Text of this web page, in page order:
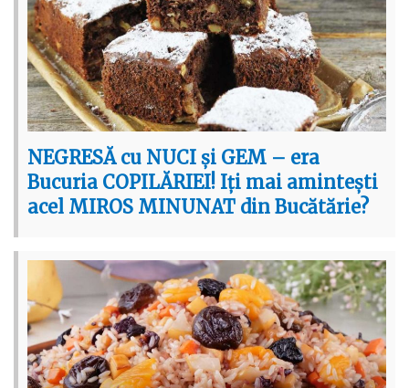
NEGRESĂ cu NUCI și GEM – era
Bucuria COPILĂRIEI! Iți mai amintești
acel MIROS MINUNAT din Bucătărie?